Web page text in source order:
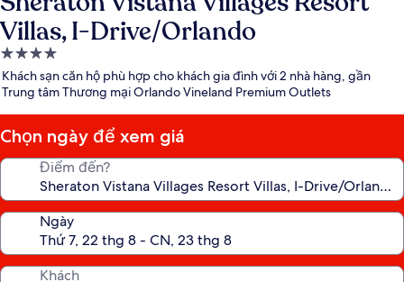
Villas, I-Drive/Orlando
Nơi
lưu
trú
4.0
sao
Khách sạn căn hộ phù hợp cho khách gia đình với 2 nhà hàng, gần
Trung tâm Thương mại Orlando Vineland Premium Outlets
Chọn ngày để xem giá
Điểm đến?
Ngày
Khách